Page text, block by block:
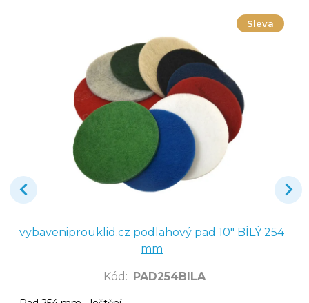
Sleva
vybaveniprouklid.cz podlahový pad 10" BÍLÝ 254
mm
Kód : PAD254BILA